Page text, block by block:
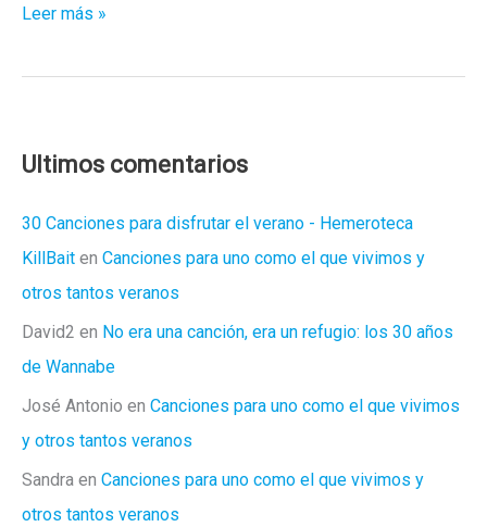
Felicidad,
Leer más »
Ultimos comentarios
30 Canciones para disfrutar el verano - Hemeroteca
KillBait en Canciones para uno como el que vivimos y
otros tantos veranos
David2 en No era una canción, era un refugio: los 30 años
de Wannabe
José Antonio en Canciones para uno como el que vivimos
y otros tantos veranos
Sandra en Canciones para uno como el que vivimos y
otros tantos veranos